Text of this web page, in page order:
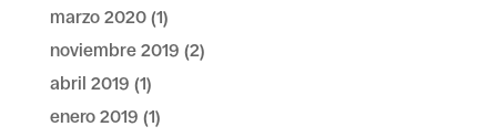
marzo 2020(1)
noviembre 2019 (2)
abril 2019 (1)
enero 2019 (1)